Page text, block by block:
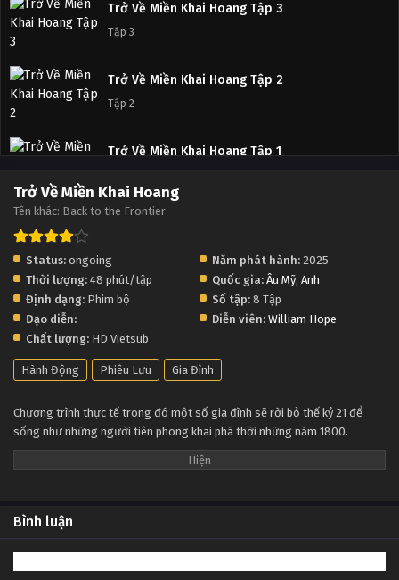
Trở Về Miền Khai Hoang Tập 3
Tập 3
Trở Về Miền Khai Hoang Tập 2
Tập 2
Trở Về Miền Khai Hoang Tập 1
Trở Về Miền Khai Hoang
Tên khác: Back to the Frontier
Status: ongoing Năm phát hành: 2025
Thời lượng: 48 phút/tập Quốc gia: Âu Mỹ, Anh
Định dạng: Phim bộ Số tập: 8 Tập
Đạo diễn:
Diễn viên: William Hope
Chất lượng: HD Vietsub
Hành Động Phiêu Lưu Gia Đình
Chương trình thực tế trong đó một số gia đình sẽ rời bỏ thế kỷ 21 để
sống như những người tiên phong khai phá thời những năm 1800.
Bình luận